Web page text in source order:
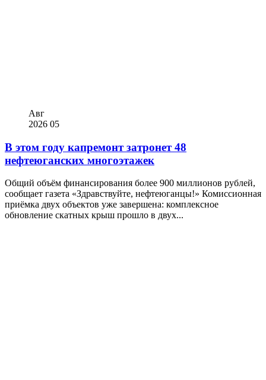
Авг
2026 05
В этом году капремонт затронет 48
нефтеюганских многоэтажек
Общий объём финансирования более 900 миллионов рублей,
сообщает газета «Здравствуйте, нефтеюганцы!» Комиссионная
приёмка двух объектов уже завершена: комплексное
обновление скатных крыш прошло в двух...